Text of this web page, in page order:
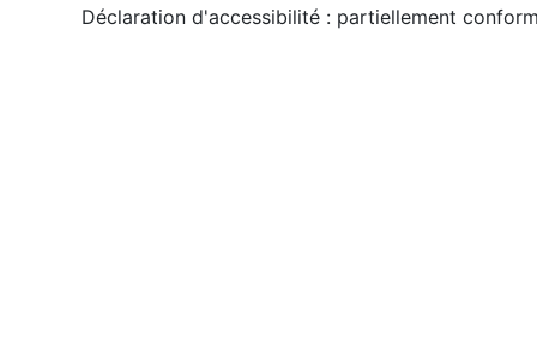
Déclaration d'accessibilité : partiellement